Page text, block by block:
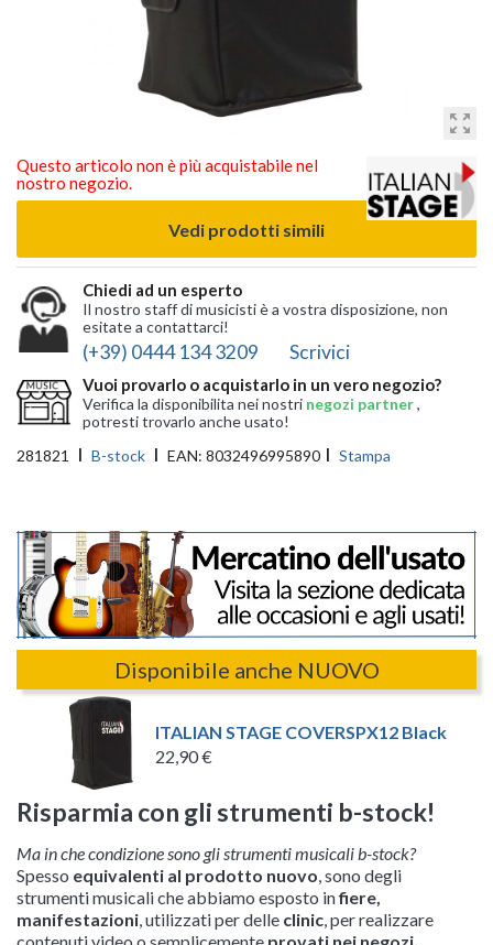
zoom_out_map
Questo articolo non è più acquistabile nel
nostro negozio.
Vedi prodotti simili
Chiedi ad un esperto
Il nostro staff di musicisti è a vostra disposizione, non
esitate a contattarci!
(+39) 0444 134 3209 Scrivici
Vuoi provarlo o acquistarlo in un vero negozio?
Verifica la disponibilita nei nostri negozi partner,
potresti trovarlo anche usato!
281821
B-stock EAN: 8032496995890 Stampa
Disponibile anche NUOVO
ITALIAN STAGE COVERSPX12 Black
22,90 €
Risparmia con gli strumenti b-stock!
Ma in che condizione sono gli strumenti musicali b-stock?
Spesso equivalenti al prodotto nuovo, sono degli
strumenti musicali che abbiamo esposto infiere,
manifestazioni, utilizzati per delle clinic, per realizzare